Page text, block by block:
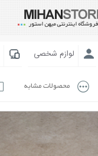
لوازم شخصی
محصولات مشابه